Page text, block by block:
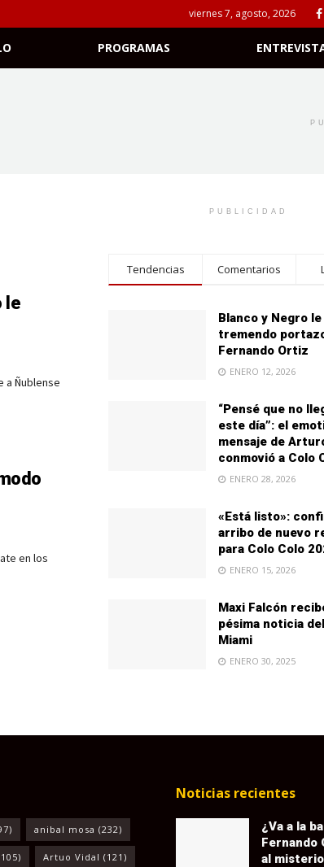
viernes 7, agosto, 2026
PROGRAMAS
le
a Ñublense
en los
PUBLICIDAD
Tendencias Comentarios
Blanco y Negro
tremendo
Fernando Ortiz
ENERO 12, 2026
“Pensé que no
este día”: el
mensaje de
conmovió a Colo
ENERO 28, 2026
«Está listo»:
arribo de nuevo
para Colo Colo
ENERO 15, 2026
Maxi Falcón
pésima noticia
Miami
ENERO 30, 2025
anibal mosa (232)
Artuo Vidal (121)
Noticias recientes
¿Va a la
Fernando
al